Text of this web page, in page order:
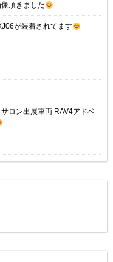
頂きました
が装着されてます
ロン出展車両 RAV4アドベ